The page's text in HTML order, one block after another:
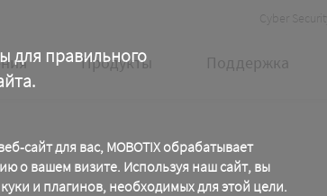
для правильного
сайт для вас, MOBOTIX обрабатывает
о вашем визите. Используя наш сайт, вы
и плагинов, необходимых для этой цели.
Header
Meta
Cyber Security
Продукты Поддержка